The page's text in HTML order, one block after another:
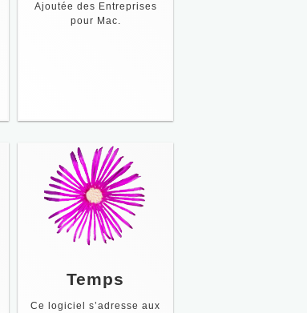
Ajoutée des Entreprises
pour Mac.
Temps
Ce logiciel s’adresse aux